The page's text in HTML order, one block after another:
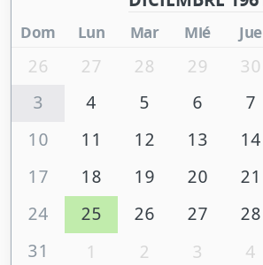
Dom Lun Mar Mié Jue
26 27 28 29 30
3
4 5 6 7
10
11 12 13 14
17
18 19 20 21
24
25 26 27 28
31
1 2 3 4